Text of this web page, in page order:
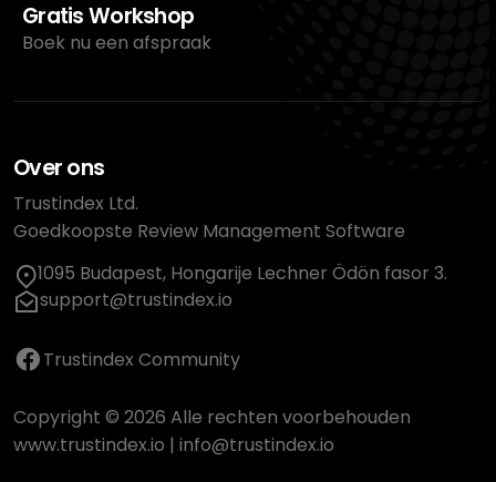
Gratis Workshop
Boek nu een afspraak
Over ons
Trustindex Ltd.
Goedkoopste Review Management Software
1095 Budapest, Hongarije Lechner Ödön fasor 3.
support@trustindex.io
Trustindex Community
Copyright © 2026 Alle rechten voorbehouden
www.trustindex.io | info@trustindex.io